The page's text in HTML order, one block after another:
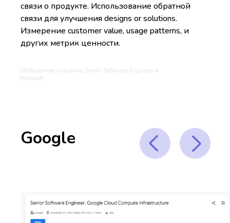
связи о продукте. Использование обратной
связи для улучшения designs or solutions.
Измерение customer value, usage patterns, и
других метрик ценности.
Обобщённое описание Senior Software Engineer в
Microsoft
Google